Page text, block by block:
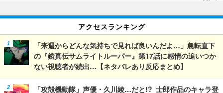
アクセスランキング
「来週からどんな気持ちで見れば良いんだよ…」急転直下
の『鎧真伝サムライトルーパー』第17話に感情の追いつか
ない視聴者が続出…【ネタバレあり反応まとめ】
「攻殻機動隊」声優・久川綾…だと!? 士郎作品のキャラ登